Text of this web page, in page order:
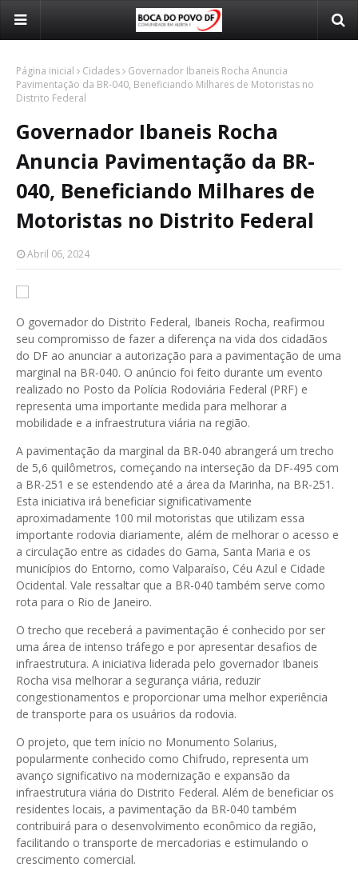
Página inicial Cidades
Governador Ibaneis Rocha Anuncia
Pavimentação da BR-040, Beneficiando Milhares de Motoristas no
Distrito Federal
Governador Ibaneis Rocha
Anuncia Pavimentação da BR-
040, Beneficiando Milhares de
Motoristas no Distrito Federal
Abril 06, 2024
O governador do Distrito Federal, Ibaneis Rocha, reafirmou
seu compromisso de fazer a diferença na vida dos cidadãos
do DF ao anunciar a autorização para a pavimentação de uma
marginal na BR-040. O anúncio foi feito durante um evento
realizado no Posto da Polícia Rodoviária Federal (PRF) e
representa uma importante medida para melhorar a
mobilidade e a infraestrutura viária na região.
A pavimentação da marginal da BR-040 abrangerá um trecho
de 5,6 quilômetros, começando na interseção da DF-495 com
a BR-251 e se estendendo até a área da Marinha, na BR-251.
Esta iniciativa irá beneficiar significativamente
aproximadamente 100 mil motoristas que utilizam essa
importante rodovia diariamente, além de melhorar o acesso e
a circulação entre as cidades do Gama, Santa Maria e os
municípios do Entorno, como Valparaíso, Céu Azul e Cidade
Ocidental. Vale ressaltar que a BR-040 também serve como
rota para o Rio de Janeiro.
O trecho que receberá a pavimentação é conhecido por ser
uma área de intenso tráfego e por apresentar desafios de
infraestrutura. A iniciativa liderada pelo governador Ibaneis
Rocha visa melhorar a segurança viária, reduzir
congestionamentos e proporcionar uma melhor experiência
de transporte para os usuários da rodovia.
O projeto, que tem início no Monumento Solarius,
popularmente conhecido como Chifrudo, representa um
avanço significativo na modernização e expansão da
infraestrutura viária do Distrito Federal. Além de beneficiar os
residentes locais, a pavimentação da BR-040 também
contribuirá para o desenvolvimento econômico da região,
facilitando o transporte de mercadorias e estimulando o
crescimento comercial.